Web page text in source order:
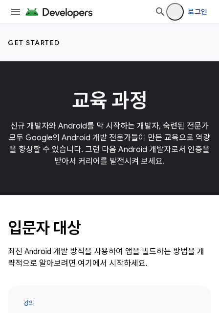
로그인
GET STARTED
교육 과정
신규 개발자와 Android를 막 시작하는 개발자, 숙련된 전문가
모두 Google의 Android 개발 전문가들이 만든 교육으로 역량
을 향상할 수 있습니다. 그런 다음 Android 개발자로서 인증을
받아서 커리어를 발전시켜 보세요.
입문자 대상
최신 Android 개발 방식을 사용하여 앱을 빌드하는 방법을 개
략적으로 알아보려면 여기에서 시작하세요.
강의